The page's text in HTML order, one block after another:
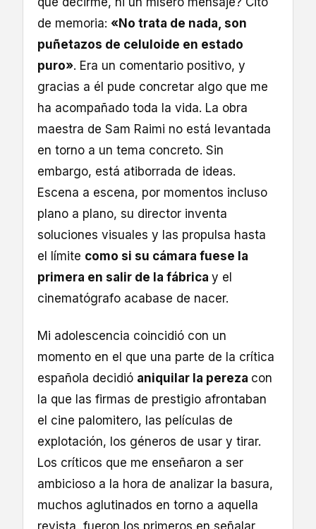
de memoria: «No trata de nada, son
puñetazos de celuloide en estado
puro». Era un comentario positivo, y
gracias a él pude concretar algo que me
ha acompañado toda la vida. La obra
maestra de Sam Raimi no está levantada
en torno a un tema concreto. Sin
embargo, está atiborrada de ideas.
Escena a escena, por momentos incluso
plano a plano, su director inventa
soluciones visuales y las propulsa hasta
el límite como si su cámara fuese la
primera en salir de la fábrica y el
cinematógrafo acabase de nacer.
Mi adolescencia coincidió con un
momento en el que una parte de la crítica
española decidió aniquilar la pereza con
la que las firmas de prestigio afrontaban
el cine palomitero, las películas de
explotación, los géneros de usar y tirar.
Los críticos que me enseñaron a ser
ambicioso a la hora de analizar la basura,
muchos aglutinados en torno a aquella
revista, fueron los primeros en señalar